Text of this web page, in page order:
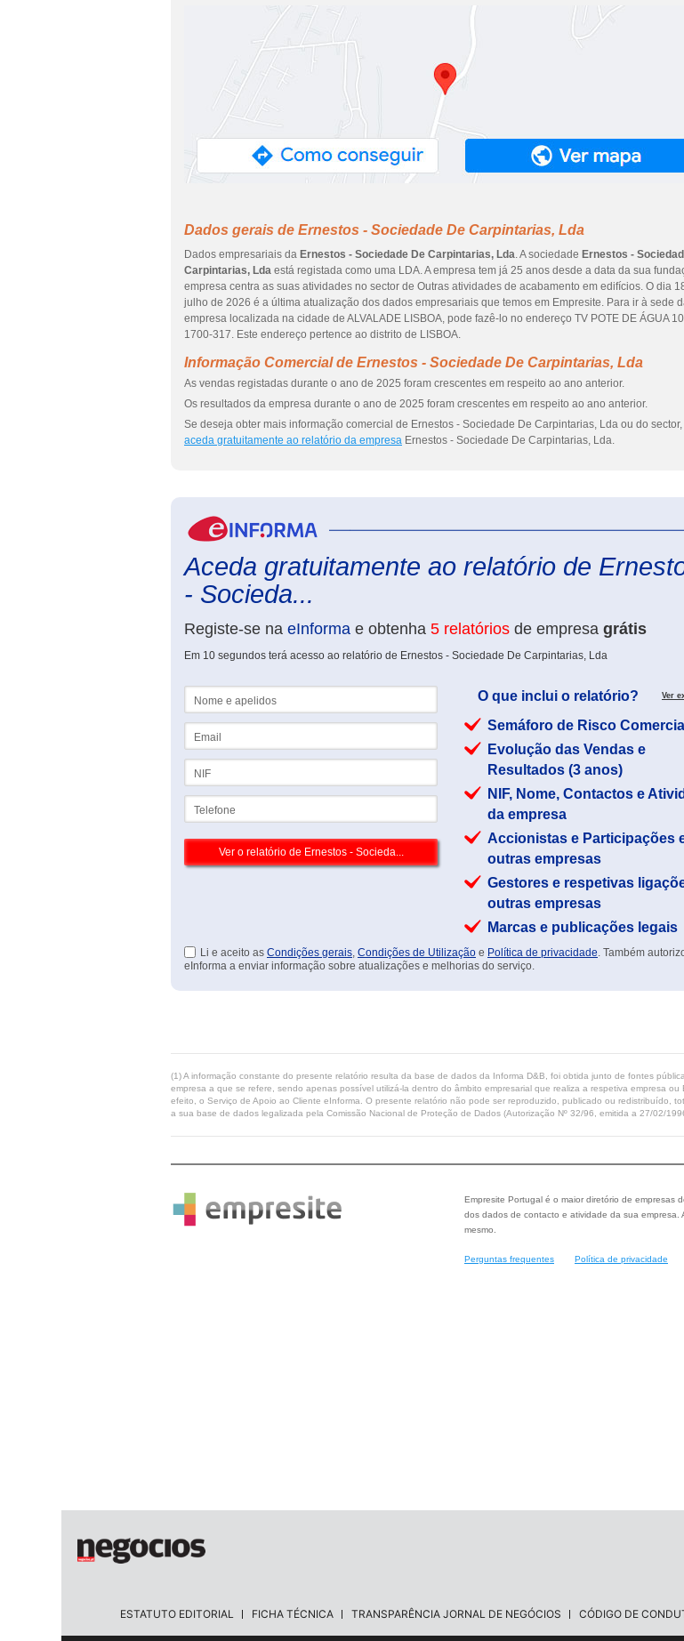
Dados gerais de Ernestos - Sociedade De Carpintarias, Lda
Dados empresariais da Ernestos - Sociedade De Carpintarias, Lda. A sociedade Ernestos -
Carpintarias, Lda está registada como uma LDA. A empresa tem já 25 anos desde a data da sua
empresa centra as suas atividades no sector de Outras atividades de acabamento em edifícios. O dia
julho de 2026 é a última atualização dos dados empresariais que temos em Empresite. Para ir à sede
empresa localizada na cidade de ALVALADE LISBOA, pode fazê-lo no endereço TV POTE DE ÁGUA 10
1700-317. Este endereço pertence ao distrito de LISBOA.
Informação Comercial de Ernestos - Sociedade De Carpintarias, Lda
As vendas registadas durante o ano de 2025 foram crescentes em respeito ao ano anterior.
Os resultados da empresa durante o ano de 2025 foram crescentes em respeito ao ano anterior.
Se deseja obter mais informação comercial de Ernestos - Sociedade De Carpintarias, Lda ou do sector,
aceda gratuitamente ao relatório da empresa Ernestos - Sociedade De Carpintarias, Lda.
Aceda gratuitamente ao relatório de
- Socieda...
Registe-se na eInforma e obtenha 5 relatórios de empresa grátis
Em 10 segundos terá acesso ao relatório de Ernestos - Sociedade De Carpintarias, Lda
O que inclui o relatório? Ver
Semáforo de Risco Comercial
Evolução das Vendas e
Resultados (3 anos)
NIF, Nome, Contactos e
da empresa
Accionistas e Participações
outras empresas
Gestores e respetivas
outras empresas
Marcas e publicações legais
Li e aceito as Condições gerais, Condições de Utilização e Política de privacidade. Também
eInforma a enviar informação sobre atualizações e melhorias do serviço.
(1) A informação constante do presente relatório resulta da base de dados da Informa D&B, foi obtida junto de fontes
empresa a que se refere, sendo apenas possível utilizá-la dentro do âmbito empresarial que realiza a respetiva empresa
efeito, o Serviço de Apoio ao Cliente eInforma. O presente relatório não pode ser reproduzido, publicado ou redistribuído,
a sua base de dados legalizada pela Comissão Nacional de Proteção de Dados (Autorização Nº 32/96, emitida a 27/02/
Empresite Portugal é o maior diretório de empresas
dos dados de contacto e atividade da sua
mesmo.
Perguntas frequentes Política de privacidade